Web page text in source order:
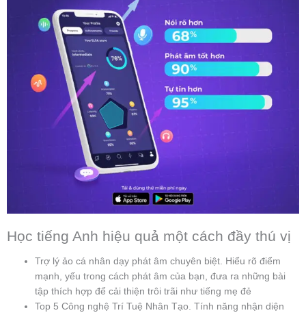
Học tiếng Anh hiệu quả một cách đầy thú vị
Trợ lý ảo cá nhân dạy phát âm chuyên biệt. Hiểu rõ điểm
mạnh, yếu trong cách phát âm của bạn, đưa ra những bài
tập thích hợp để cải thiện trôi trãi như tiếng mẹ đẻ
Top 5 Công nghệ Trí Tuệ Nhân Tạo. Tính năng nhận diện